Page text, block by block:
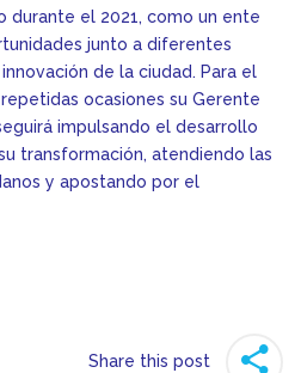
durante el 2021, como un ente
junto a diferentes
de la ciudad. Para el
ocasiones su Gerente
impulsando el desarrollo
transformación, atendiendo las
y apostando por el
Share this post